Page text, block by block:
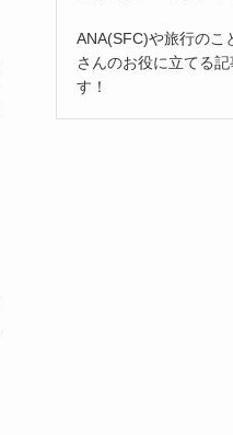
ANA(SFC)や旅行のこ
さんのお役に立てる
す！